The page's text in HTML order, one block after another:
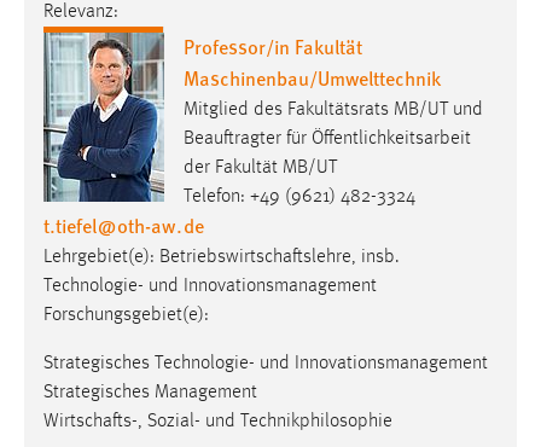
Relevanz:
Professor/in Fakultät
Maschinenbau/Umwelttechnik
Mitglied des Fakultätsrats MB/UT und
Beauftragter für Öffentlichkeitsarbeit
der Fakultät MB/UT
Telefon: +49 (9621) 482-3324
t.tiefel@oth-aw.de
Lehrgebiet(e): Betriebswirtschaftslehre, insb.
Technologie- und Innovationsmanagement
Forschungsgebiet(e):
Strategisches Technologie- und Innovationsmanagement
Strategisches Management
Wirtschafts-, Sozial- und Technikphilosophie
Performance
Name:
staticfilecache
Zweck:
Für performante Seitenauslieferung wird in diesem Cookie
gespeichert, ob man eingeloggt ist.
Sprachpräferenz
Name:
Zweck:
Das Cookie speichert die gewählte Sprache der Website.